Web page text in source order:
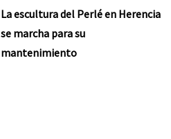
La escultura del Perlé en Herencia
se marcha para su
mantenimiento